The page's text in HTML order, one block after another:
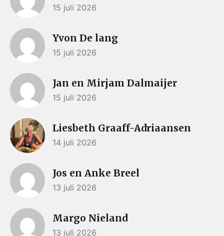
15 juli 2026
Yvon De lang
15 juli 2026
Jan en Mirjam Dalmaijer
15 juli 2026
Liesbeth Graaff-Adriaansen
14 juli 2026
Jos en Anke Breel
13 juli 2026
Margo Nieland
13 juli 2026